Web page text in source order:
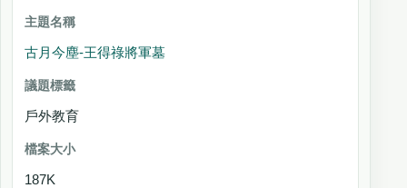
古月今塵-王得祿將軍墓
戶外教育
187K